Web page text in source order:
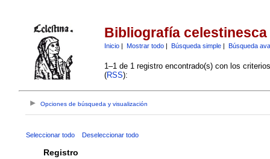
Bibliografía celestinesca
Inicio| Mostrar todo| Búsqueda simple| Búsqueda
1–1 de 1 registro encontrado(s) con los
(RSS):
Opciones de búsqueda y visualización
Seleccionar todo Deseleccionar todo
Registro